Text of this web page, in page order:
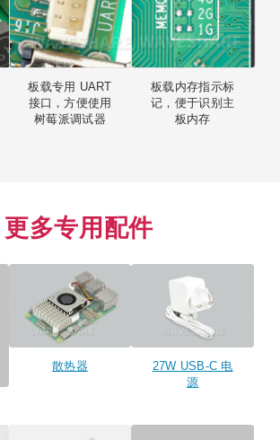
板载专用 UART
接口，方便使用
树莓派调试器
板载内存指示标
记，便于识别主
板内存
散热器
27W USB-C 电
源
摄像头/显示器